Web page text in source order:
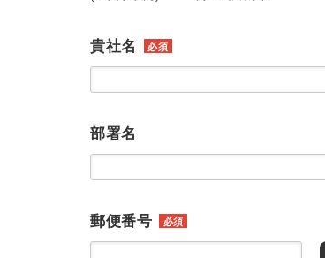
貴社名 必須
部署名
郵便番号 必須